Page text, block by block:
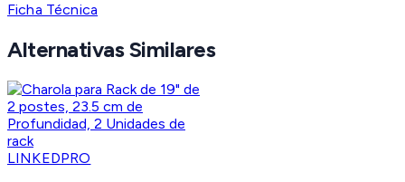
Ficha Técnica
Alternativas Similares
LINKEDPRO